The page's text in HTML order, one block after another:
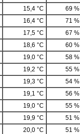
15,4 °C
69 %
16,4 °C
71 %
17,5 °C
67 %
18,6 °C
60 %
19,0 °C
58 %
19,2 °C
55 %
19,3 °C
54 %
19,1 °C
56 %
19,0 °C
55 %
19,9 °C
51 %
20,0 °C
51 %